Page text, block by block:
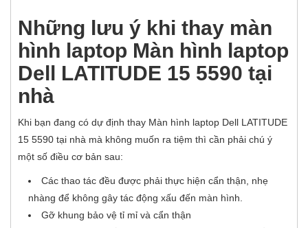
Những lưu ý khi thay màn
hình laptop Màn hình laptop
Dell LATITUDE 15 5590 tại
nhà
Khi bạn đang có dự định thay Màn hình laptop Dell LATITUDE
15 5590 tại nhà mà không muốn ra tiệm thì cần phải chú ý
một số điều cơ bản sau:
Các thao tác đều được phải thực hiện cẩn thận, nhẹ
nhàng để không gây tác động xấu đến màn hình.
Gỡ khung bảo vệ tỉ mỉ và cẩn thận